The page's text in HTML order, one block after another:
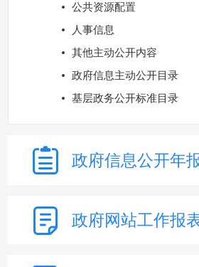
公共资源配置
人事信息
其他主动公开内容
政府信息主动公开目录
基层政务公开标准目录
政府信息公开年
政府网站工作报